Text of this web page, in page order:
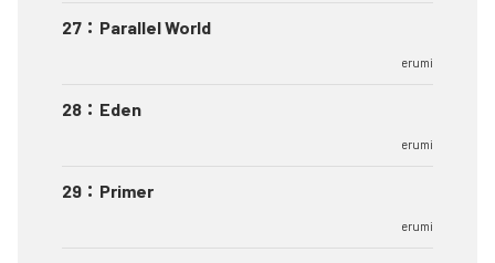
27 ： Parallel World
erumi
28 ： Eden
erumi
29 ： Primer
erumi